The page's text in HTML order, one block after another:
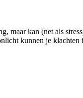
maar kan (net als
kunnen je